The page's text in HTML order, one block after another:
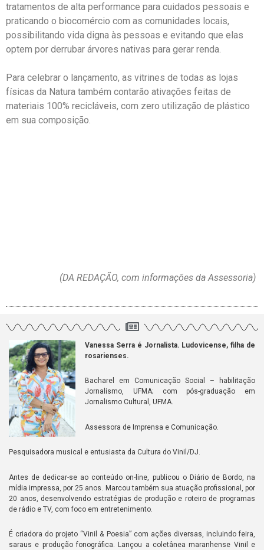
tratamentos de alta performance para cuidados pessoais e
praticando o biocomércio com as comunidades locais,
possibilitando vida digna às pessoas e evitando que elas
optem por derrubar árvores nativas para gerar renda.
Para celebrar o lançamento, as vitrines de todas as lojas
físicas da Natura também contarão ativações feitas de
materiais 100% recicláveis, com zero utilização de plástico
em sua composição.
(DA REDAÇÃO, com informações da Assessoria)
Vanessa Serra é Jornalista. Ludovicense, filha de
rosarienses.
Bacharel em Comunicação Social – habilitação
Jornalismo, UFMA; com pós-graduação em
Jornalismo Cultural, UFMA.
Assessora de Imprensa e Comunicação.
Pesquisadora musical e entusiasta da Cultura do Vinil/DJ.
Antes de dedicar-se ao conteúdo on-line, publicou o Diário de Bordo, na
mídia impressa, por 25 anos. Marcou também sua atuação profissional, por
20 anos, desenvolvendo estratégias de produção e roteiro de programas
de rádio e TV, com foco em entretenimento.
É criadora do projeto “Vinil & Poesia” com ações diversas, incluindo feira,
saraus e produção fonográfica. Lançou a coletânea maranhense Vinil e